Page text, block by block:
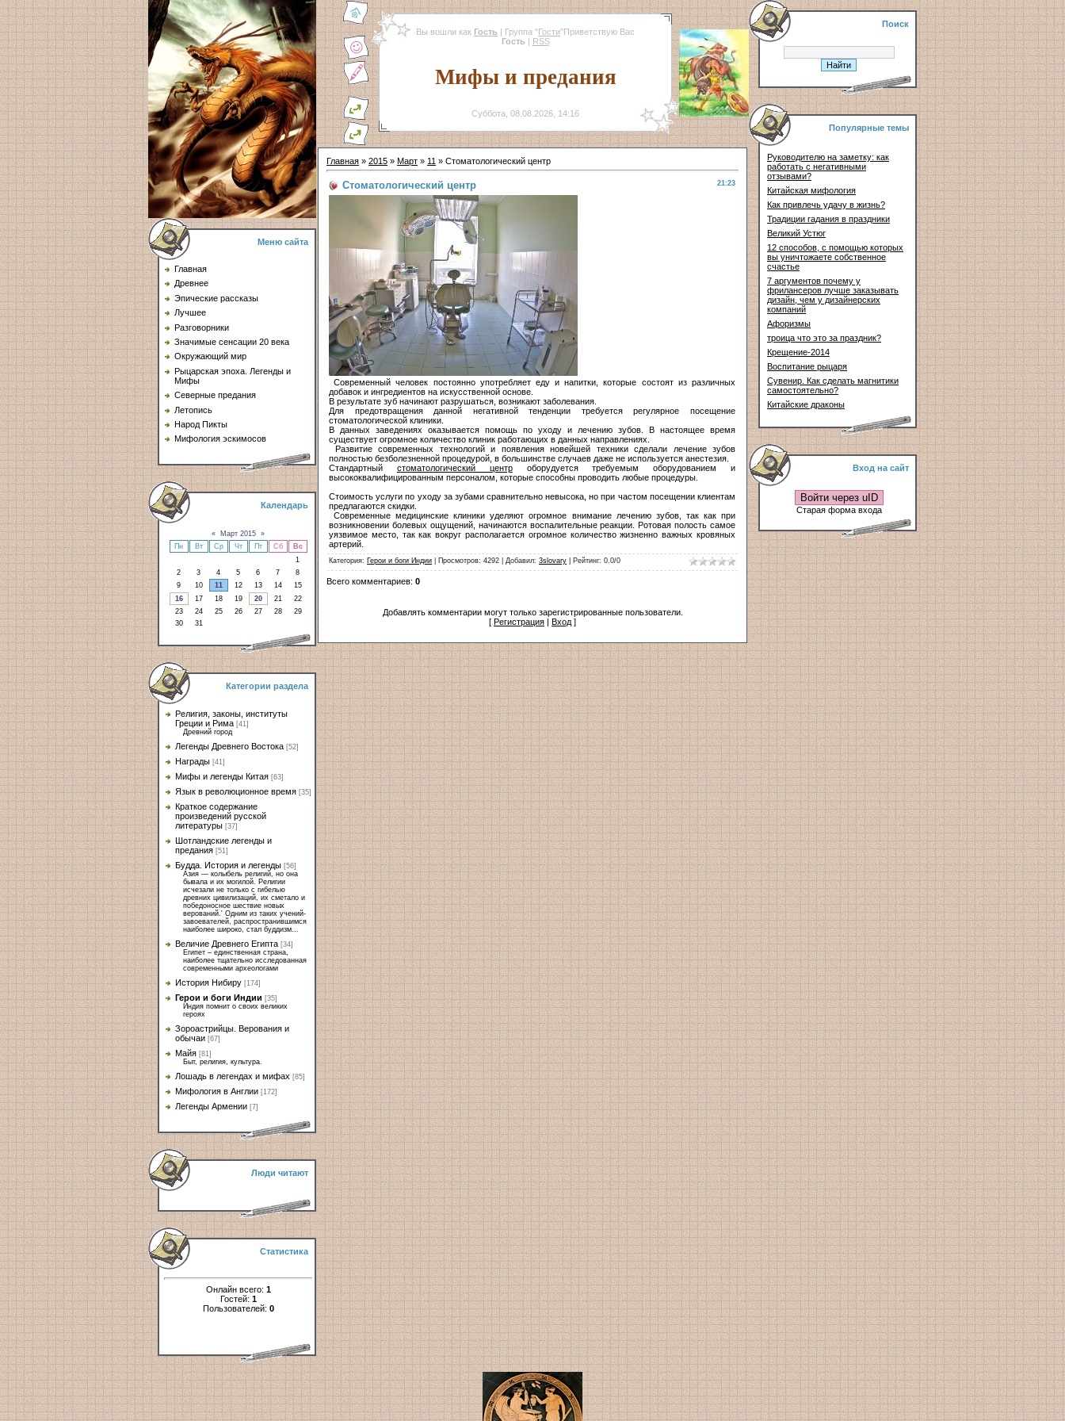
Меню сайта
Главная
Древнее
Эпические рассказы
Лучшее
Разговорники
Значимые сенсации 20 века
Окружающий мир
Рыцарская эпоха. Легенды и
Мифы
Северные предания
Летопись
Народ Пикты
Мифология эскимосов
Календарь
« Март 2015 »
Пн
Вт Ср Чт Пт Сб
Вс
1
2
3 4 5 6 7
8
9
10 11 12 13 14
15
16
17 18 19 20 21
22
23
24 25 26 27 28
29
30
31
Категории раздела
Религия, законы, институты
Греции и Рима [41]
Древний город
Легенды Древнего Востока [52]
Награды [41]
Мифы и легенды Китая [63]
Язык в революционное время [35]
Краткое содержание
произведений русской
литературы [37]
Шотландские легенды и
предания [51]
Будда. История и легенды [56]
Азия — колыбель религий, но она
бывала и их могилой. Религии
исчезали не только с гибелью
древних цивилизаций, их сметало и
победоносное шествие новых
верований.' Одним из таких учений-
завоевателей, распространившимся
наиболее широко, стал буддизм...
Величие Древнего Египта [34]
Египет – единственная страна,
наиболее тщательно исследованная
современными археологами
История Нибиру [174]
Герои и боги Индии [35]
Индия помнит о своих великих
героях
Зороастрийцы. Верования и
обычаи [67]
Майя [81]
Быт, религия, культура.
Лошадь в легендах и мифах [85]
Мифология в Англии [172]
Легенды Армении [7]
Люди читают
Статистика
Онлайн всего: 1
Гостей: 1
Пользователей: 0
Вы вошли как Гость | Группа "Гости"Приветствую Вас
Гость | RSS
Мифы и предания
Суббота, 08.08.2026, 14:16
Главная » 2015 » Март » 11 » Cтоматологический центр
21:23
Cтоматологический центр
Современный человек постоянно употребляет еду и напитки, которые состоят из различных
добавок и ингредиентов на искусственной основе.
В результате зуб начинают разрушаться, возникают заболевания.
Для предотвращения данной негативной тенденции требуется регулярное посещение
стоматологической клиники.
В данных заведениях оказывается помощь по уходу и лечению зубов. В настоящее время
существует огромное количество клиник работающих в данных направлениях.
Развитие современных технологий и появления новейшей техники сделали лечение зубов
полностью безболезненной процедурой, в большинстве случаев даже не используется анестезия.
Стандартный стоматологический центроборудуется требуемым оборудованием и
высококвалифицированным персоналом, которые способны проводить любые процедуры.
Стоимость услуги по уходу за зубами сравнительно невысока, но при частом посещении клиентам
предлагаются скидки.
Современные медицинские клиники уделяют огромное внимание лечению зубов, так как при
возникновении болевых ощущений, начинаются воспалительные реакции. Ротовая полость самое
уязвимое место, так как вокруг располагается огромное количество жизненно важных кровяных
артерий.
Категория: Герои и боги Индии Просмотров: 4292 Добавил: 3slovary Рейтинг: 0.0/0
Всего комментариев: 0
Добавлять комментарии могут только зарегистрированные пользователи.
[ Регистрация | Вход ]
Поиск
Популярные темы
Руководителю на заметку: как
работать с негативными
отзывами?
Китайская мифология
Как привлечь удачу в жизнь?
Традиции гадания в праздники
Великий Устюг
12 способов, с помощью которых
вы уничтожаете собственное
счастье
7 аргументов почему у
фрилансеров лучше заказывать
дизайн, чем у дизайнерских
компаний
Афоризмы
троица что это за праздник?
Крещение-2014
Воспитание рыцаря
Сувенир. Как сделать магнитики
самостоятельно?
Китайские драконы
Вход на сайт
Войти через uID
Старая форма входа